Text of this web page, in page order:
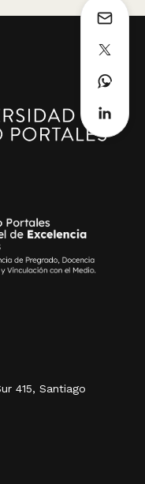
415, Santiago